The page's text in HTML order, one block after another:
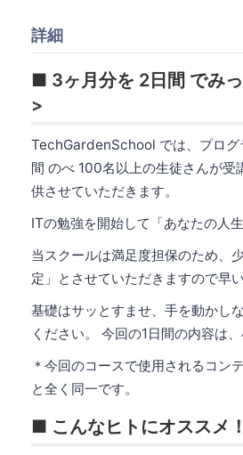
詳細
■ 3ヶ月分を 2日間 でみ
>
TechGardenSchool では、プログ
間 のべ 100名以上の生徒さんが
供させていただきます。
ITの勉強を開始して「あなたの人
当スクールは満足度担保のため、
定」とさせていただきますので早
基礎はサッとすませ、手を動かし
ください。 今回の1日間の内容は
＊今回のコースで使用されるコン
と全く同一です。
■ こんなヒトにオススメ！